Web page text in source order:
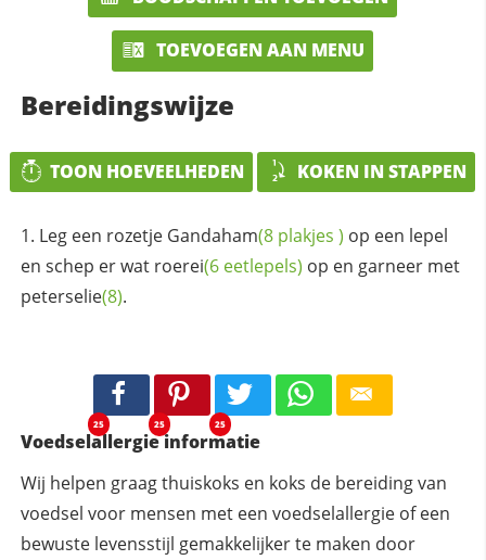
TOEVOEGEN AAN MENU
Bereidingswijze
TOON HOEVEELHEDEN KOKEN IN STAPPEN
Leg een rozetje Gandaham(8 plakjes ) op een lepel
en schep er wat roerei(6 eetlepels) op en garneer met
peterselie(8).
25 25 25
Voedselallergie informatie
Wij helpen graag thuiskoks en koks de bereiding van
voedsel voor mensen met een voedselallergie of een
bewuste levensstijl gemakkelijker te maken door